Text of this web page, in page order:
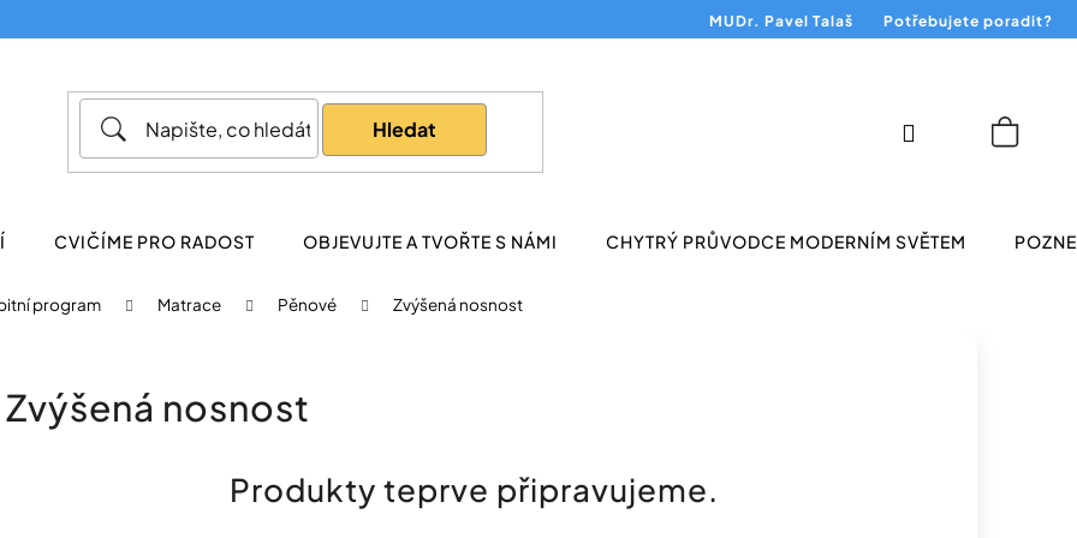
MUDr. Pavel Talaš Potřebujete poradit?
Hledat
CVIČÍME PRO RADOST OBJEVUJTE A TVOŘTE S NÁMI CHYTRÝ PRŮVODCE MODERNÍM SVĚTEM
Přihlášení
program Matrace Pěnové Zvýšená nosnost
Zvýšená nosnost
Produkty teprve připravujeme.
Co potřebujete najít?